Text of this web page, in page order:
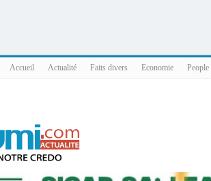
Accueil Actualité Faits divers Economie People